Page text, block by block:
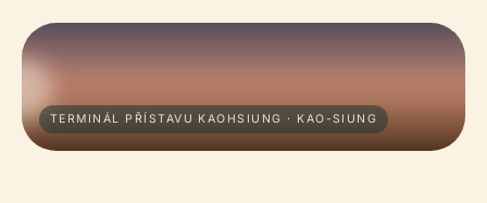
TERMINÁL PŘÍSTAVU KAOHSIUNG · KAO-SIUNG